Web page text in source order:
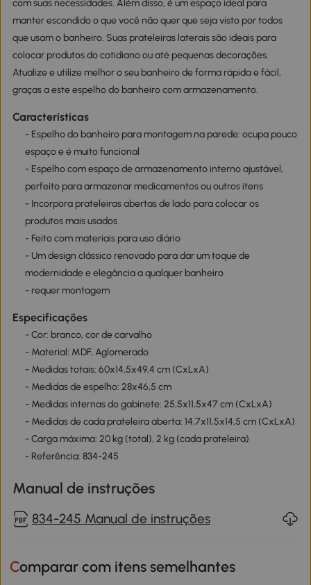
com suas necessidades. Além disso, é um espaço ideal para
manter escondido o que você não quer que seja visto por todos
que usam o banheiro. Suas prateleiras laterais são ideais para
colocar produtos do cotidiano ou até pequenas decorações.
Atualize e utilize melhor o seu banheiro de forma rápida e fácil,
graças a este espelho do banheiro com armazenamento.
Caracteristicas
- Espelho do banheiro para montagem na parede: ocupa pouco
espaço e é muito funcional
- Espelho com espaço de armazenamento interno ajustável,
perfeito para armazenar medicamentos ou outros itens
- Incorpora prateleiras abertas de lado para colocar os
produtos mais usados
- Feito com materiais para uso diário
- Um design clássico renovado para dar um toque de
modernidade e elegância a qualquer banheiro
- requer montagem
Especificações
- Cor: branco, cor de carvalho
- Material: MDF, Aglomerado
- Medidas totais: 60x14,5x49,4 cm (CxLxA)
- Medidas de espelho: 28x46,5 cm
- Medidas internas do gabinete: 25,5x11,5x47 cm (CxLxA)
- Medidas de cada prateleira aberta: 14,7x11,5x14,5 cm (CxLxA)
- Carga máxima: 20 kg (total), 2 kg (cada prateleira)
- Referência: 834-245
Manual de instruções
834-245 Manual de instruções
Comparar com itens semelhantes